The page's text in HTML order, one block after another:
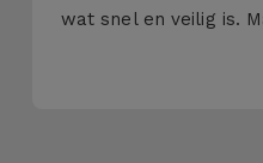
wat snel en veilig is.